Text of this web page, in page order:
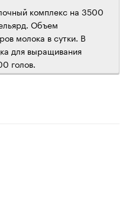
комплекс на 3500
Объем
молока в сутки. В
для выращивания
голов.